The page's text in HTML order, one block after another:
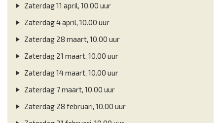
Zaterdag 11 april, 10.00 uur
Zaterdag 4 april, 10.00 uur
Zaterdag 28 maart, 10.00 uur
Zaterdag 21 maart, 10.00 uur
Zaterdag 14 maart, 10.00 uur
Zaterdag 7 maart, 10.00 uur
Zaterdag 28 februari, 10.00 uur